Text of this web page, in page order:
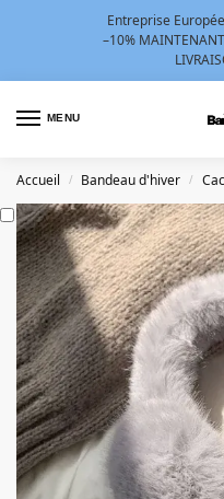
Entreprise
–10%
MENU
Accueil / Bandeau d'hiver /